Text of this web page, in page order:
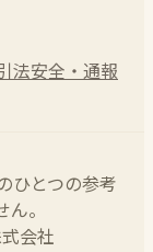
法安全・通報
ひとつの参考
。
会社